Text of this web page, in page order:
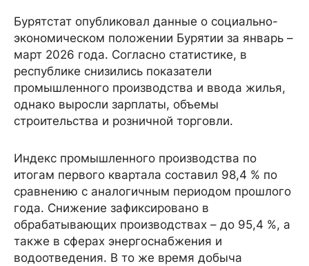
Бурятстат опубликовал данные о социально-
экономическом положении Бурятии за январь –
март 2026 года. Согласно статистике, в
республике снизились показатели
промышленного производства и ввода жилья,
однако выросли зарплаты, объемы
строительства и розничной торговли.
Индекс промышленного производства по
итогам первого квартала составил 98,4 % по
сравнению с аналогичным периодом прошлого
года. Снижение зафиксировано в
обрабатывающих производствах – до 95,4 %, а
также в сферах энергоснабжения и
водоотведения. В то же время добыча